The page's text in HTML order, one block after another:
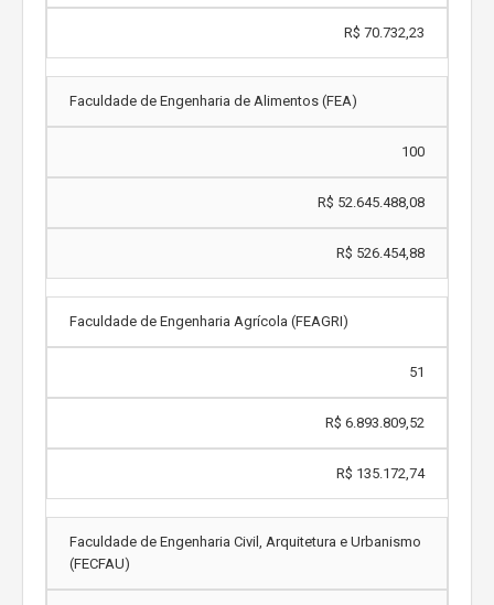
R$ 70.732,23
Faculdade de Engenharia de Alimentos (FEA)
100
R$ 52.645.488,08
R$ 526.454,88
Faculdade de Engenharia Agrícola (FEAGRI)
51
R$ 6.893.809,52
R$ 135.172,74
Faculdade de Engenharia Civil, Arquitetura e Urbanismo
(FECFAU)